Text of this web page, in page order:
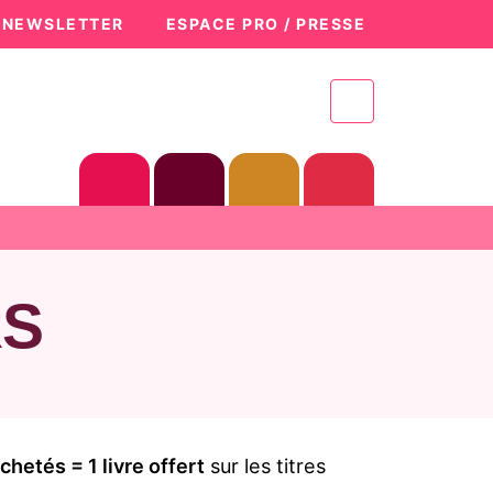
ESPACE PRO / PRESSE
= 1 livre offert sur les titres